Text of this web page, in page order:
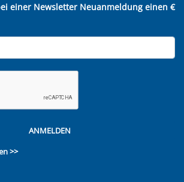
einer Newsletter Neuanmeldung einen €
ANMELDEN
>>